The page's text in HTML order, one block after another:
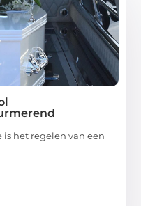
is het regelen van een